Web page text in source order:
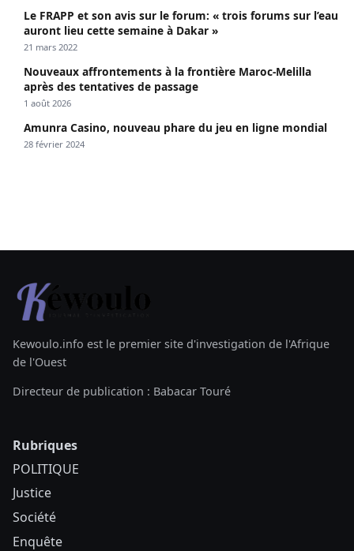
Le FRAPP et son avis sur le forum: « trois forums sur l’eau
auront lieu cette semaine à Dakar »
21 mars 2022
Nouveaux affrontements à la frontière Maroc-Melilla
après des tentatives de passage
1 août 2026
Amunra Casino, nouveau phare du jeu en ligne mondial
28 février 2024
Kewoulo.info est le premier site d'investigation de l'Afrique
de l'Ouest
Directeur de publication : Babacar Touré
Rubriques
POLITIQUE
Justice
Société
Enquête